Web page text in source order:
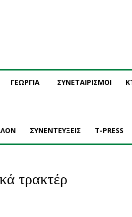
ΓΕΩΡΓΙΑ ΣΥΝΕΤΑΙΡΙΣΜΟΙ
ΣΥΝΕΝΤΕΥΞΕΙΣ T-PRESS
τρακτέρ